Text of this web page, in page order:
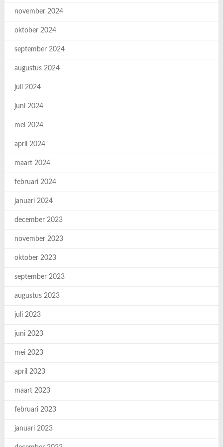
november 2024
oktober 2024
september 2024
augustus 2024
juli 2024
juni 2024
mei 2024
april 2024
maart 2024
februari 2024
januari 2024
december 2023
november 2023
oktober 2023
september 2023
augustus 2023
juli 2023
juni 2023
mei 2023
april 2023
maart 2023
februari 2023
januari 2023